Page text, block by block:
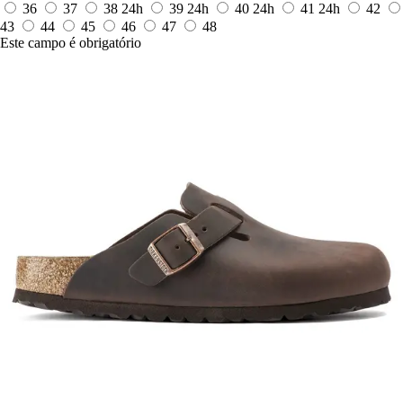
36
37 38 24h 39 24h 40 24h 41 24h
42
43
44 45 46 47
48
Este campo é obrigatório